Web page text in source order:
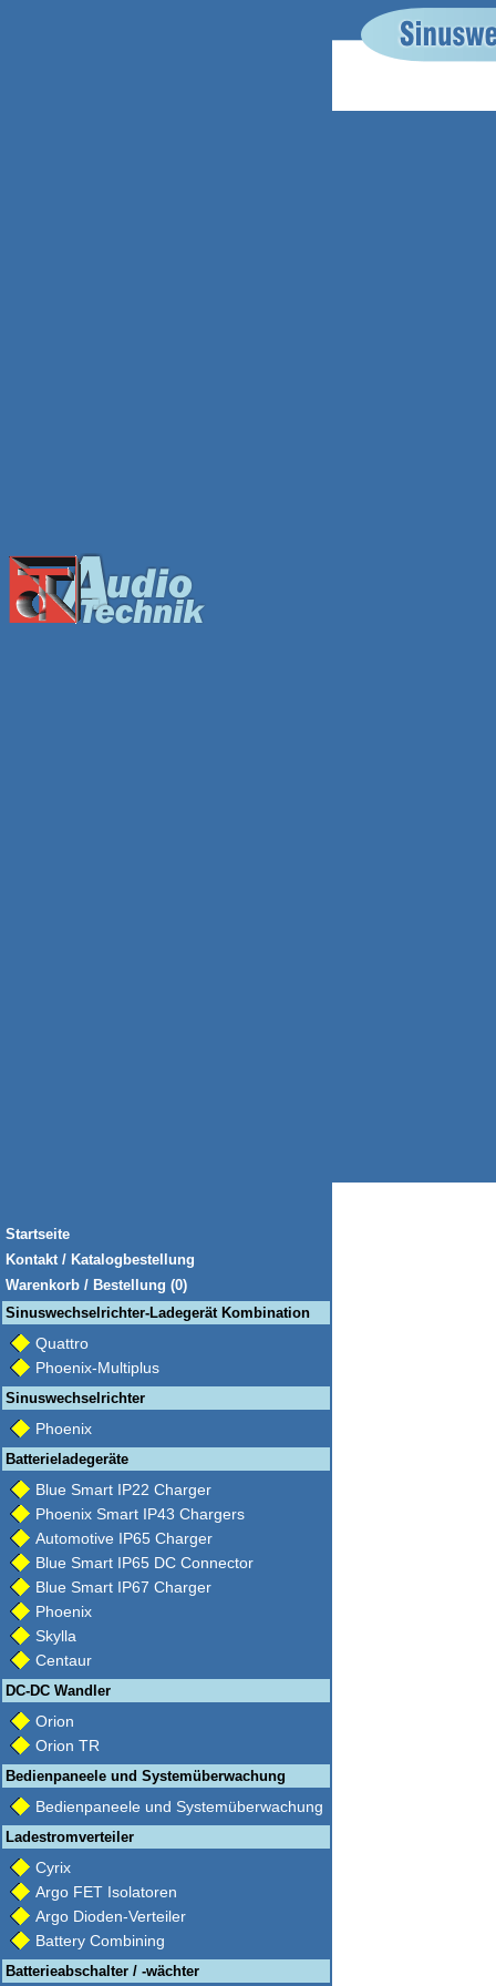
Startseite
Kontakt / Katalogbestellung
Warenkorb / Bestellung (0)
Sinuswechselrichter-Ladegerät Kombination
Quattro
Phoenix-Multiplus
Sinuswechselrichter
Phoenix
Batterieladegeräte
Blue Smart IP22 Charger
Phoenix Smart IP43 Chargers
Automotive IP65 Charger
Blue Smart IP65 DC Connector
Blue Smart IP67 Charger
Phoenix
Skylla
Centaur
DC-DC Wandler
Orion
Orion TR
Bedienpaneele und Systemüberwachung
Bedienpaneele und Systemüberwachung
Ladestromverteiler
Cyrix
Argo FET Isolatoren
Argo Dioden-Verteiler
Battery Combining
Batterieabschalter / -wächter